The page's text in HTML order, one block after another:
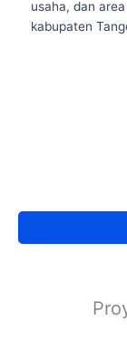
usaha, dan
kabupaten